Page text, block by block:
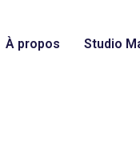
À propos Studio